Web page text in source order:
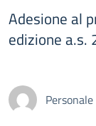
Adesione al
edizione